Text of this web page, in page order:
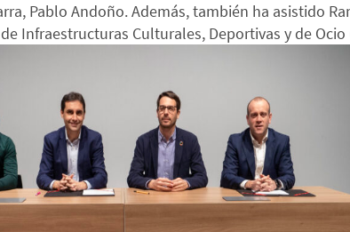
Pablo Andoño. Además, también ha asistido
Infraestructuras Culturales, Deportivas y de Ocio